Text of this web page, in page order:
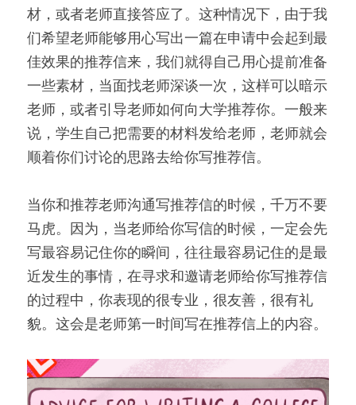
材，或者老师直接答应了。这种情况下，由于我
们希望老师能够用心写出一篇在申请中会起到最
佳效果的推荐信来，我们就得自己用心提前准备
一些素材，当面找老师深谈一次，这样可以暗示
老师，或者引导老师如何向大学推荐你。一般来
说，学生自己把需要的材料发给老师，老师就会
顺着你们讨论的思路去给你写推荐信。
当你和推荐老师沟通写推荐信的时候，千万不要
马虎。因为，当老师给你写信的时候，一定会先
写最容易记住你的瞬间，往往最容易记住的是最
近发生的事情，在寻求和邀请老师给你写推荐信
的过程中，你表现的很专业，很友善，很有礼
貌。这会是老师第一时间写在推荐信上的内容。